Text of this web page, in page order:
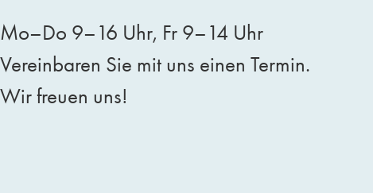
Mo–Do 9–16 Uhr, Fr 9–14 Uhr
Vereinbaren Sie mit uns einen Termin.
Wir freuen uns!